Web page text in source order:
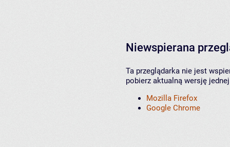
Niewspierana
Ta przeglądarka nie jest
pobierz aktualną wersję
Mozilla Firefox
Google Chrome